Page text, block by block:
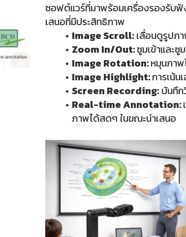
ซอฟต์แวร์ที่มาพร้อมเครื่องรองรับ
เสนอที่มีประสิทธิภาพ
Image Scroll: เลื่อนดูรูปภ
Zoom In/Out:ซูมเข้าและ
Image Rotation:หมุนภา
Image Highlight:การเน้
Screen Recording: บันทึก
Real-time Annotation:
ภาพได้สดๆ ในขณะนำเสนอ